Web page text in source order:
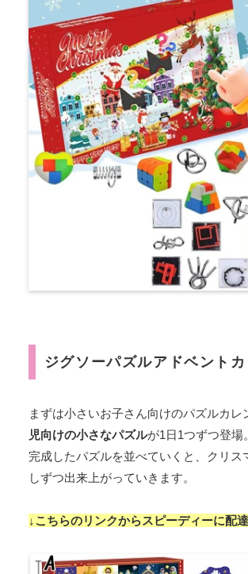
ジグソーパズルアドベント
まずは小さいお子さん向けのパズルカレ
児向けの小さなパズルが1日1つずつ登場。
完成したパズルを並べていくと、クリス
しずつ出来上がっていきます。
↓こちらのリンクからスピーディーに配